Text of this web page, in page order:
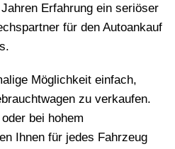
Erfahrung ein seriöser
für den Autoankauf
Möglichkeit einfach,
zu verkaufen.
bei hohem
Ihnen für jedes Fahrzeug